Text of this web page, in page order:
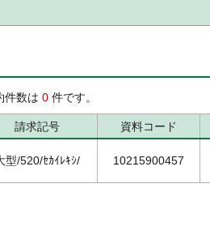
件数は 0 件です。
請求記号 資料コード
型/520/ｾｶｲﾚｷｼ/ 10215900457